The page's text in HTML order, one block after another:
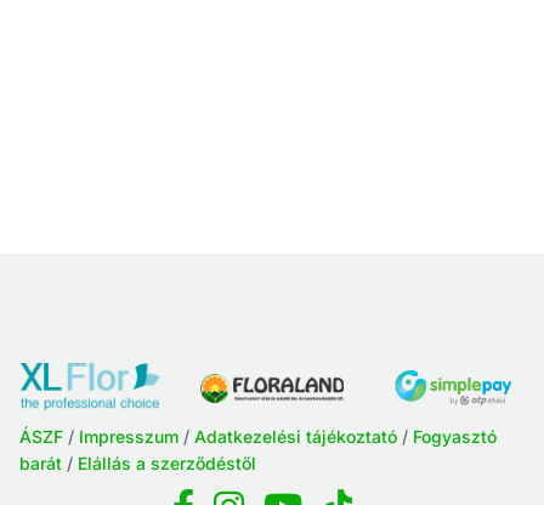
ÁSZF / Impresszum / Adatkezelési tájékoztató / Fogyasztó
barát / Elállás a szerződéstől